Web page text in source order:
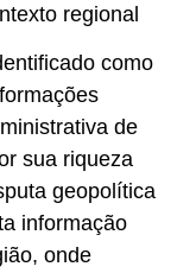
regional
como
de
sua riqueza
geopolítica
informação
onde